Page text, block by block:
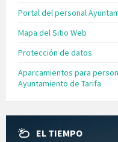
Portal del personal
Mapa del Sitio Web
Protección de datos
Aparcamientos para
Ayuntamiento de Tarifa
EL TIEMPO